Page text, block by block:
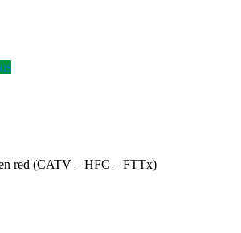
en red (CATV – HFC – FTTx)